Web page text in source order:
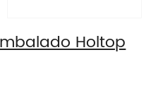
Holtop